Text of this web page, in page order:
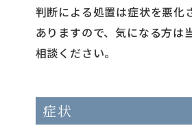
判断による処置は症状を悪化
ありますので、気になる方は
相談ください。
症状